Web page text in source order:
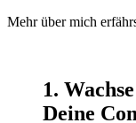
Mehr über mich
1.
Deine